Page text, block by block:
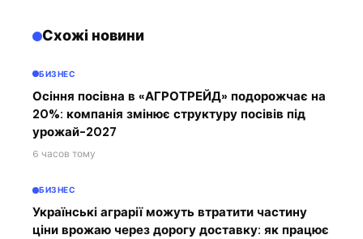
Схожі новини
БИЗНЕС
Осіння посівна в «АГРОТРЕЙД» подорожчає на
20%: компанія змінює структуру посівів під
урожай-2027
6 часов тому
БИЗНЕС
Українські аграрії можуть втратити частину
ціни врожаю через дорогу доставку: як працює